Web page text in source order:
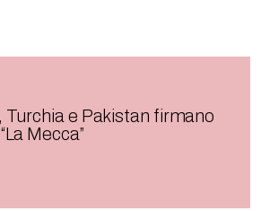
Turchia e Pakistan firmano
Mecca”